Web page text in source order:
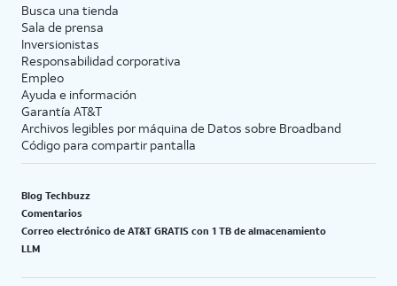
Busca una tienda
Sala de prensa
Inversionistas
Responsabilidad corporativa
Empleo
Ayuda e información
Garantía AT&T
Archivos legibles por máquina de Datos sobre Broadband
Código para compartir pantalla
Blog Techbuzz
Comentarios
Correo electrónico de AT&T GRATIS con 1 TB de almacenamiento
LLM